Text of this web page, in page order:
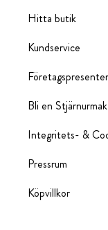
Hitta butik
Kundservice
Bli en
Integritets- &
Pressrum
Köpvillkor